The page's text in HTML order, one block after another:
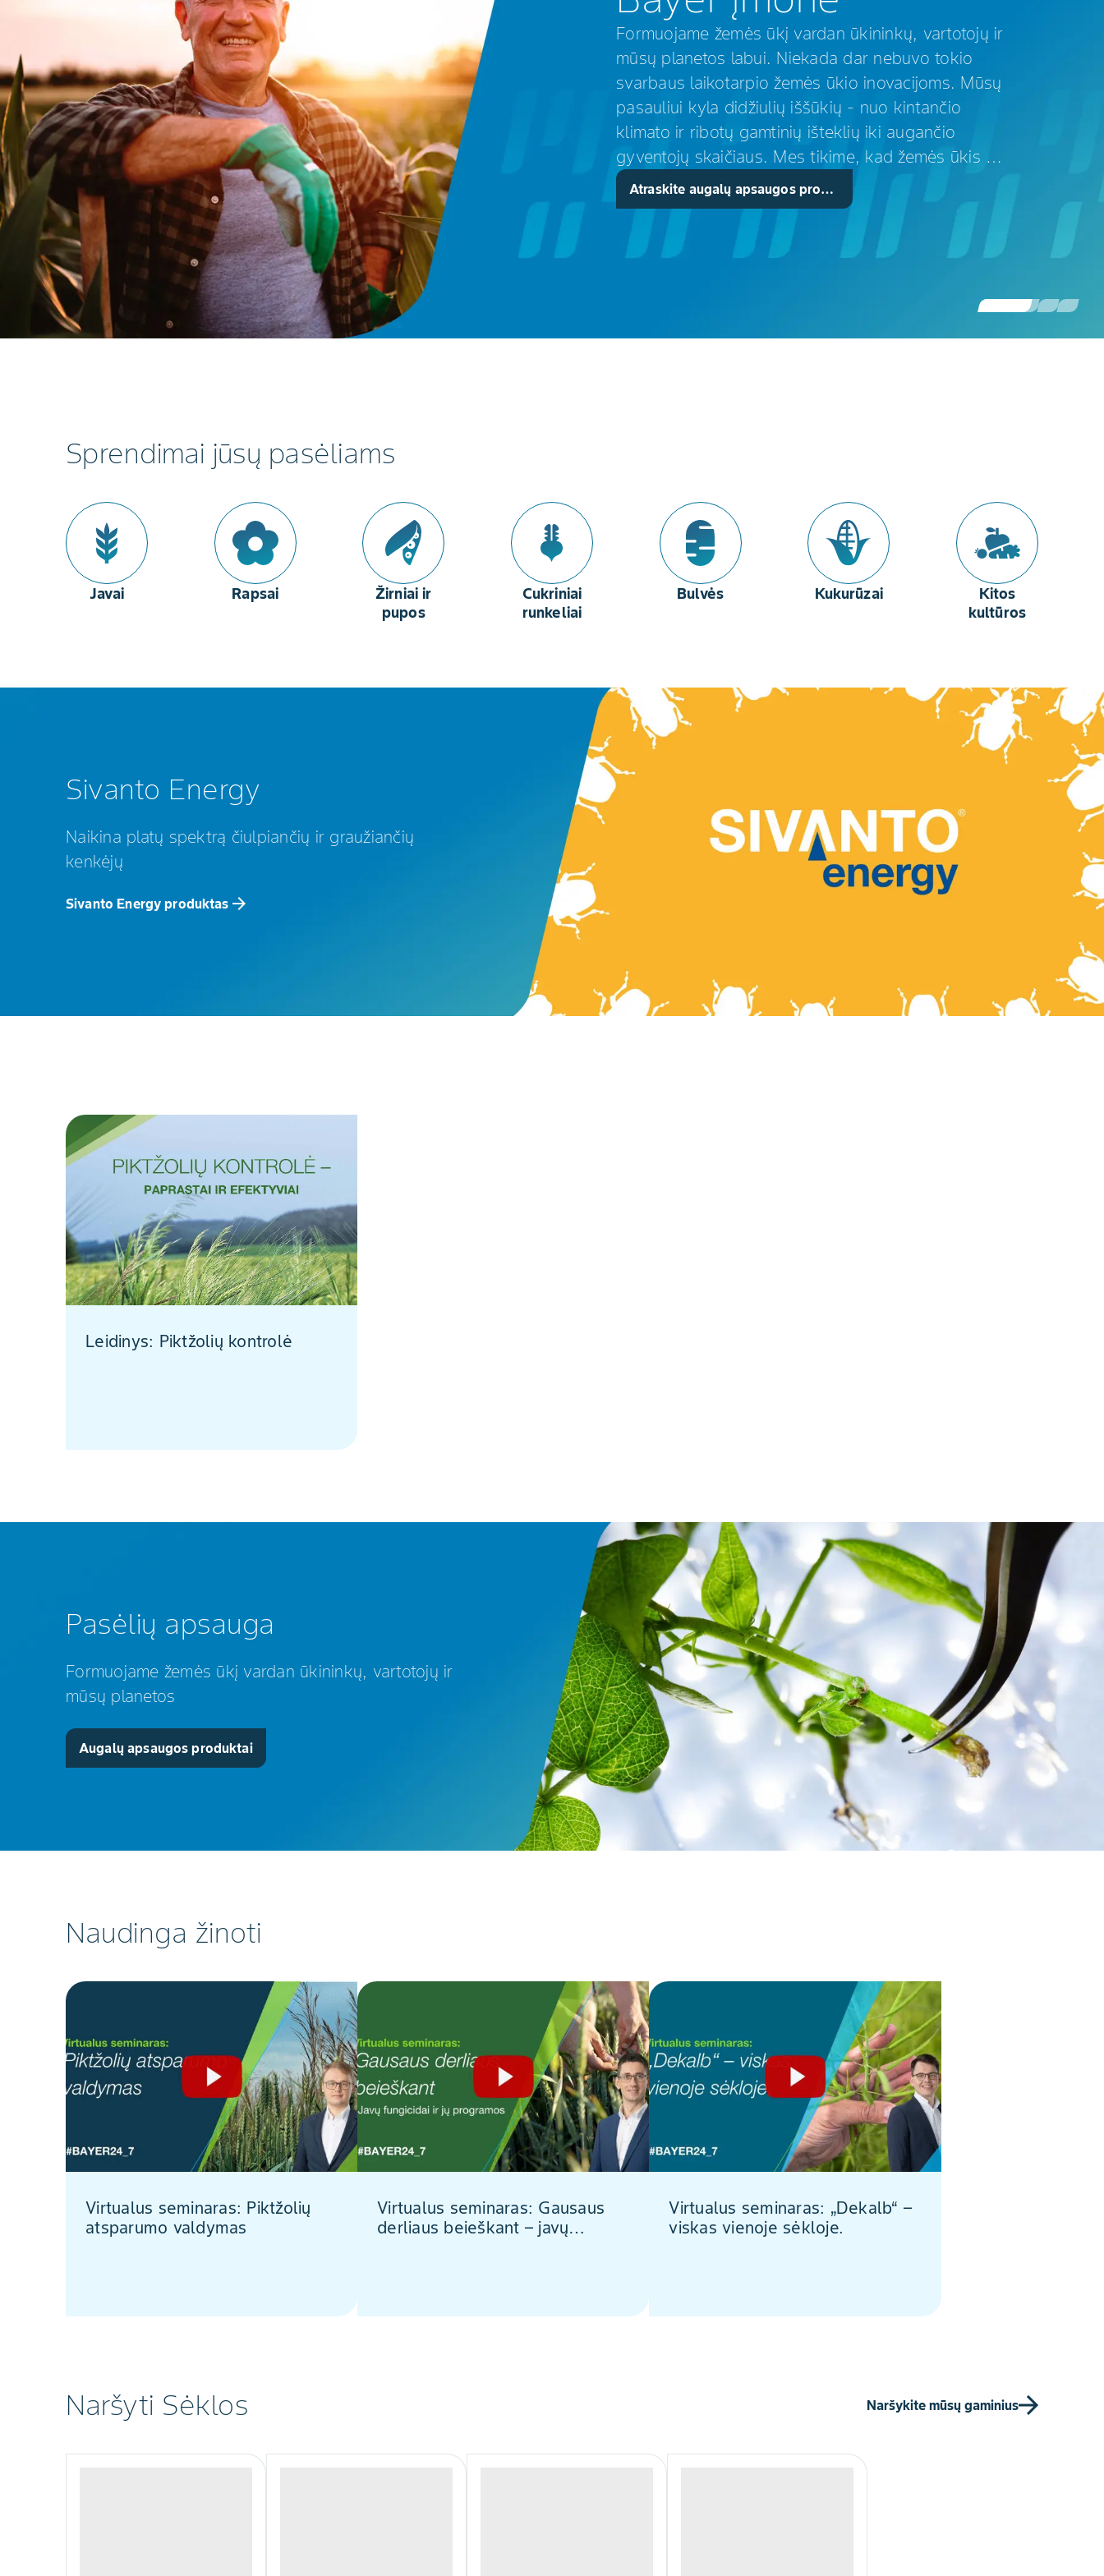
Formuojame žemės ūkį vardan ūkininkų, vartotojų ir
mūsų planetos labui. Niekada dar nebuvo tokio
svarbaus laikotarpio žemės ūkio inovacijoms. Mūsų
pasauliui kyla didžiulių iššūkių - nuo kintančio
klimato ir ribotų gamtinių išteklių iki augančio
gyventojų skaičiaus. Mes tikime, kad žemės ūkis yra
dalis sprendimo.
Atraskite augalų apsaugos produktus
Sprendimai jūsų pasėliams
Javai Rapsai
Žirniai ir
pupos
Cukriniai
runkeliai
Bulvės Kukurūzai
Kitos
kultūros
Sivanto Energy
Naikina platų spektrą čiulpiančių ir graužiančių
kenkėjų
Sivanto Energy produktas arrow_forward
Leidinys: Piktžolių kontrolė
Pasėlių apsauga
Formuojame žemės ūkį vardan ūkininkų, vartotojų ir
mūsų planetos
Augalų apsaugos produktai
Naudinga žinoti
Virtualus seminaras: Piktžolių
atsparumo valdymas
Virtualus seminaras: Gausaus
derliaus beieškant – javų
Virtualus seminaras: „Dekalb“ –
viskas vienoje sėkloje.
Naršyti Sėklos Naršykite mūsų gaminius